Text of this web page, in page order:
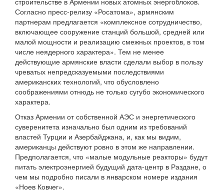
Согласно пресс-релизу «Росатома», армянским
партнерам предлагается «комплексное сотрудничество,
включающее сооружение станций большой, средней или
малой мощности и реализацию смежных проектов, в том
числе неядерного характера». Тем не менее
действующие армянские власти сделали выбор в пользу
чреватых непредсказуемыми последствиями
американских технологий, что обусловлено
соображениями отнюдь не только сугубо экономического
характера.
Отказ Армении от собственной АЭС и энергетического
суверенитета изначально был одним из требований
властей Турции и Азербайджана, и, как мы видим,
американцы действуют ровно в этом же направлении.
Предполагается, что «малые модульные реакторы» будут
питать электроэнергией будущий дата-центр в Раздане, о
чем мы подробно писали в январском номере издания
«Ноев Ковчег».